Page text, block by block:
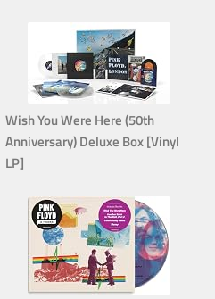
Wish You Were Here (50th
Anniversary) Deluxe Box [Vinyl
LP]